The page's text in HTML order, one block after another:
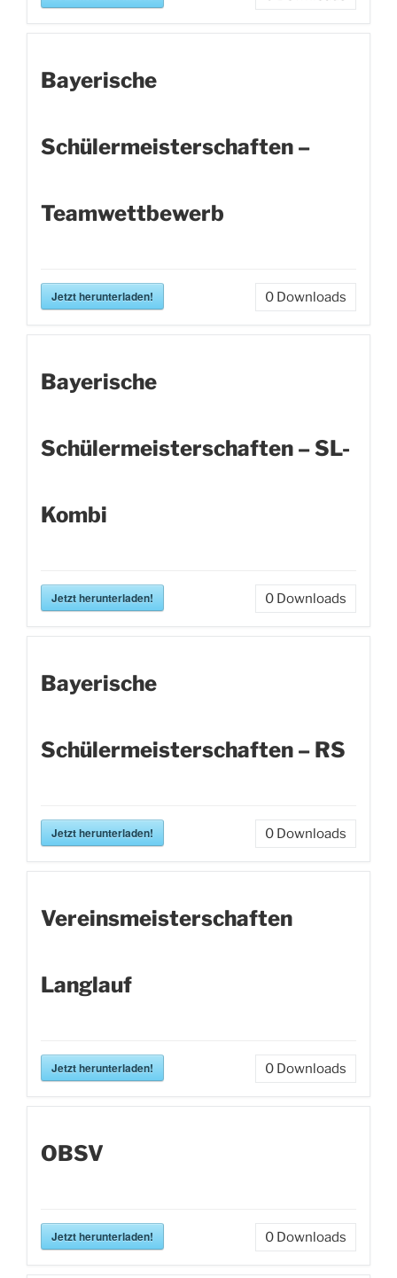
Bayerische
Schülermeisterschaften –
Teamwettbewerb
Jetzt herunterladen! 0 Downloads
Bayerische
Schülermeisterschaften – SL-
Kombi
Jetzt herunterladen! 0 Downloads
Bayerische
Schülermeisterschaften – RS
Jetzt herunterladen! 0 Downloads
Vereinsmeisterschaften
Langlauf
Jetzt herunterladen! 0 Downloads
OBSV
Jetzt herunterladen! 0 Downloads